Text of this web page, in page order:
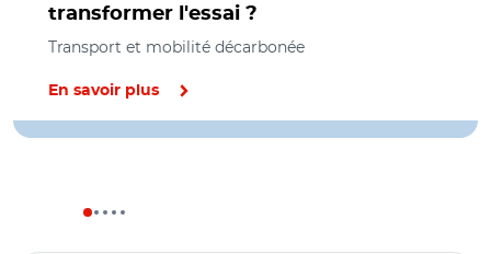
transformer l'essai ?
Transport et mobilité décarbonée
En savoir plus